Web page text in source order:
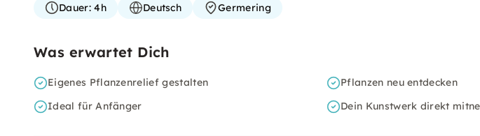
Dauer:4h Deutsch Germering
Was erwartet Dich
Eigenes Pflanzenrelief gestalten
Pflanzen neu entdecken
Ideal für Anfänger
Dein Kunstwerk direkt